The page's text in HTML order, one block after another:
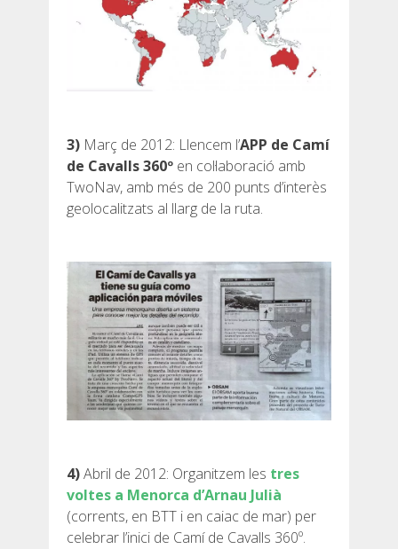
ENVIA UN INTENT
SERVEIS INCLOSOS
ALLOTJAMENT
EXTRES
REGLAMENT
3) Març de 2012: Llencem l’APP de Camí
de Cavalls 360º en col·laboració amb
TwoNav, amb més de 200 punts d’interès
geolocalitzats al llarg de la ruta.
4)Abril de 2012: Organitzem les tres
voltes a Menorca d’Arnau Julià
(corrents, en BTT i en caiac de mar) per
celebrar l’inici de Camí de Cavalls 360º.